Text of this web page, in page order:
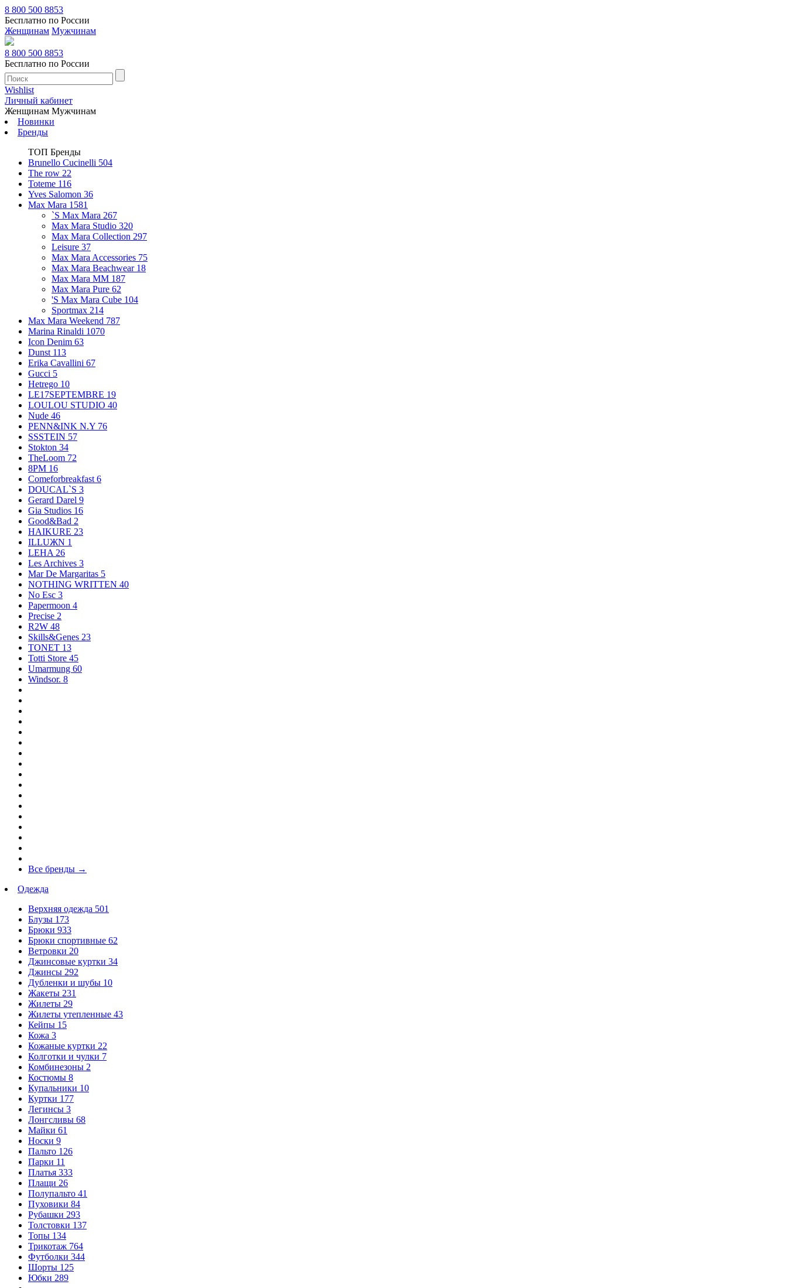
8 800 500 8853
Бесплатно по России
Женщинам Мужчинам
8 800 500 8853
Бесплатно по России
Wishlist
Личный кабинет
Женщинам Мужчинам
Новинки
Бренды
ТОП Бренды
Brunello Cucinelli 504
The row 22
Toteme 116
Yves Salomon 36
Max Mara 1581
`S Max Mara 267
Max Mara Studio 320
Max Mara Collection 297
Leisure 37
Max Mara Accessories 75
Max Mara Beachwear 18
Max Mara MM 187
Max Mara Pure 62
'S Max Mara Cube 104
Sportmax 214
Max Mara Weekend 787
Marina Rinaldi 1070
Icon Denim 63
Dunst 113
Erika Cavallini 67
Gucci 5
Hetrego 10
LE17SEPTEMBRE 19
LOULOU STUDIO 40
Nude 46
PENN&INK N.Y 76
SSSTEIN 57
Stokton 34
TheLoom 72
8PM 16
Comeforbreakfast 6
DOUCAL`S 3
Gerard Darel 9
Gia Studios 16
Good&Bad 2
HAIKURE 23
ILLUЖN 1
LEHA 26
Les Archives 3
Mar De Margaritas 5
NOTHING WRITTEN 40
No Esc 3
Papermoon 4
Precise 2
R2W 48
Skills&Genes 23
TONET 13
Totti Store 45
Umarmung 60
Windsor. 8
Все бренды →
Одежда
Верхняя одежда 501
Блузы 173
Брюки 933
Брюки спортивные 62
Ветровки 20
Джинсовые куртки 34
Джинсы 292
Дубленки и шубы 10
Жакеты 231
Жилеты 29
Жилеты утепленные 43
Кейпы 15
Кожа 3
Кожаные куртки 22
Колготки и чулки 7
Комбинезоны 2
Костюмы 8
Купальники 10
Куртки 177
Легинсы 3
Лонгсливы 68
Майки 61
Носки 9
Пальто 126
Парки 11
Платья 333
Плащи 26
Полупальто 41
Пуховики 84
Рубашки 293
Толстовки 137
Топы 134
Трикотаж 764
Футболки 344
Шорты 125
Юбки 289